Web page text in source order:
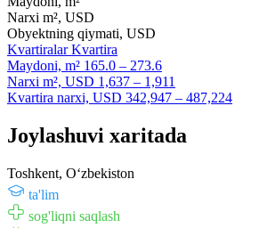
Narxi m², USD
Obyektning qiymati, USD
KvartiralarKvartira
Maydoni, m² 165.0 – 273.6
Narxi m², USD 1,637 – 1,911
Kvartira narxi, USD 342,947 – 487,224
Joylashuvi xaritada
Toshkent, Oʻzbekiston
ta'lim
sog'liqni saqlash